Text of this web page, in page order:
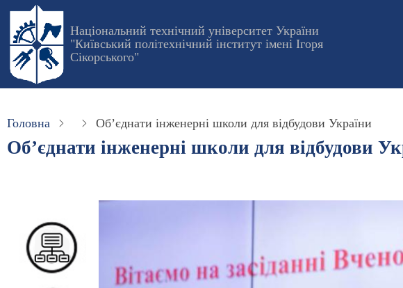
Перейти
основного
вмісту
Національний технічний університет України
"Київський політехнічний інститут імені Ігоря
Сікорського"
Головна Об’єднати інженерні школи для відбудови України
Об’єднати інженерні школи для відбудови